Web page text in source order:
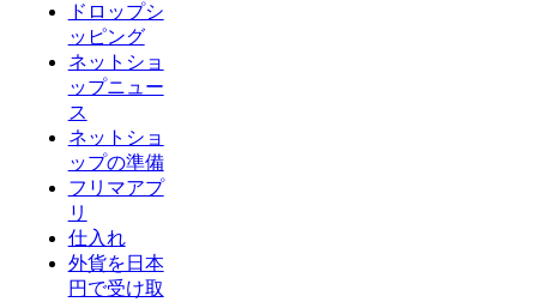
ドロップシ
ッピング
ネットショ
ップニュー
ス
ネットショ
ップの準備
フリマアプ
リ
仕入れ
外貨を日本
円で受け取